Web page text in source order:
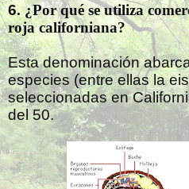
6. ¿Por qué se utiliza
roja californiana?
Esta denominación
especies (entre ellas la
seleccionadas en
del 50.